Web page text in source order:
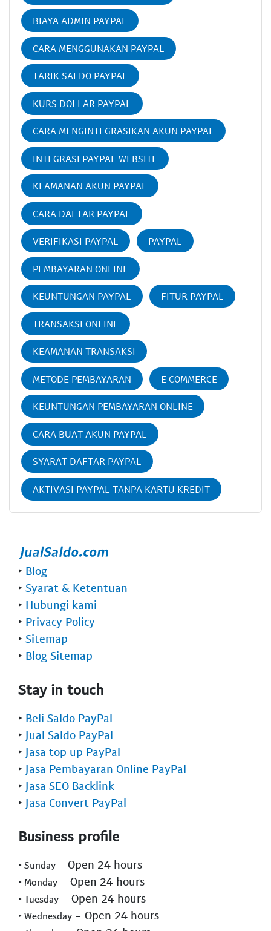
BIAYA ADMIN PAYPAL
CARA MENGGUNAKAN PAYPAL
TARIK SALDO PAYPAL
KURS DOLLAR PAYPAL
CARA MENGINTEGRASIKAN AKUN PAYPAL
INTEGRASI PAYPAL WEBSITE
KEAMANAN AKUN PAYPAL
CARA DAFTAR PAYPAL
VERIFIKASI PAYPAL PAYPAL
PEMBAYARAN ONLINE
KEUNTUNGAN PAYPAL FITUR PAYPAL
TRANSAKSI ONLINE
KEAMANAN TRANSAKSI
METODE PEMBAYARAN E COMMERCE
KEUNTUNGAN PEMBAYARAN ONLINE
CARA BUAT AKUN PAYPAL
SYARAT DAFTAR PAYPAL
AKTIVASI PAYPAL TANPA KARTU KREDIT
‣ Blog
‣ Syarat & Ketentuan
‣ Hubungi kami
‣ Privacy Policy
‣ Sitemap
‣ Blog Sitemap
Stay in touch
‣ Beli Saldo PayPal
‣ Jual Saldo PayPal
‣ Jasa top up PayPal
‣ Jasa Pembayaran Online PayPal
‣ Jasa SEO Backlink
‣ Jasa Convert PayPal
Business profile
‣ Sunday - Open 24 hours
‣ Monday - Open 24 hours
‣ Tuesday - Open 24 hours
‣ Wednesday - Open 24 hours